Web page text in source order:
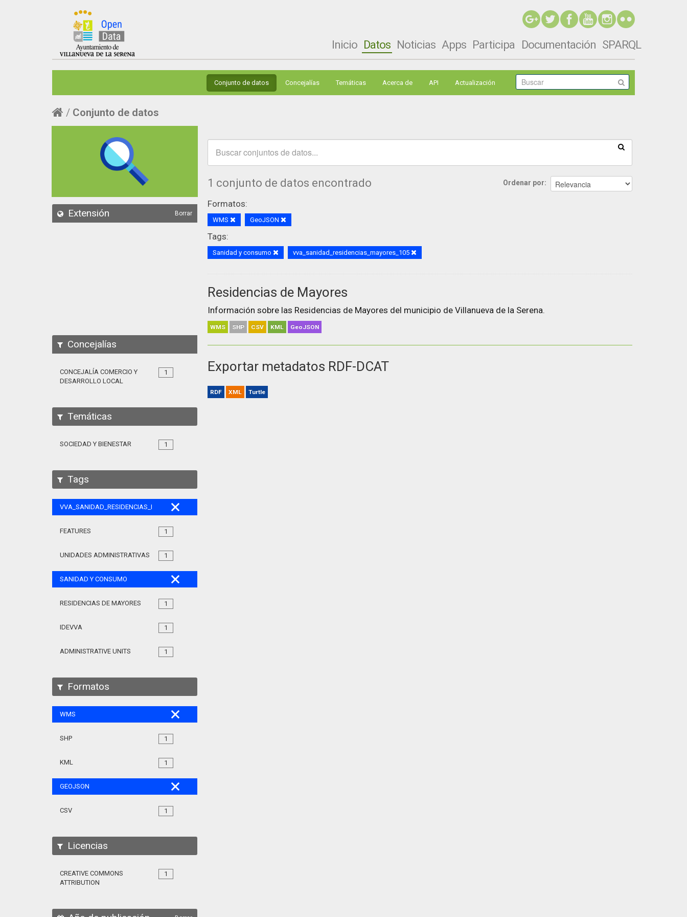
Inicio Datos Noticias Apps Participa Documentación SPARQL
Conjunto de datos Concejalías Temáticas Acerca de API Actualización
Conjunto de datos
Extensión Borrar
Concejalías
1
CONCEJALÍA COMERCIO Y
DESARROLLO LOCAL
Temáticas
1
SOCIEDAD Y BIENESTAR
Tags
VVA_SANIDAD_RESIDENCIAS_MAYORES_105
1
FEATURES
1
UNIDADES ADMINISTRATIVAS
SANIDAD Y CONSUMO
1
RESIDENCIAS DE MAYORES
1
IDEVVA
1
ADMINISTRATIVE UNITS
Formatos
WMS
1
SHP
1
KML
GEOJSON
1
CSV
Licencias
1
CREATIVE COMMONS
ATTRIBUTION
Ordenar por
1 conjunto de datos encontrado
Formatos:
WMS GeoJSON
Tags:
Sanidad y consumo vva_sanidad_residencias_mayores_105
Residencias de Mayores
Información sobre las Residencias de Mayores del municipio de Villanueva de la Serena.
WMS SHP CSV KML GeoJSON
Exportar metadatos RDF-DCAT
RDF XML Turtle